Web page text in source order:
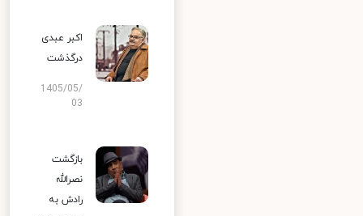
اکبر عبدی
درگذشت
1405/05/
03
بازگشت
نصرالله
رادش به